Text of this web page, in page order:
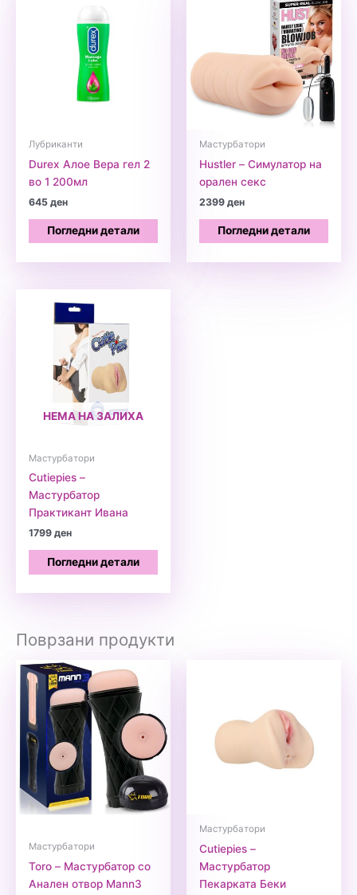
Лубриканти
Durex Алое Вера гел 2
во 1 200мл
645ден
Погледни детали
Мастурбатори
Hustler – Симулатор на
орален секс
2399ден
Погледни детали
НЕМА НА ЗАЛИХА
Мастурбатори
Cutiepies –
Мастурбатор
Практикант Ивана
1799ден
Погледни детали
Поврзани продукти
Мастурбатори
Toro – Мастурбатор со
Анален отвор Mann3
Мастурбатори
Cutiepies –
Мастурбатор
Пекарката Беки